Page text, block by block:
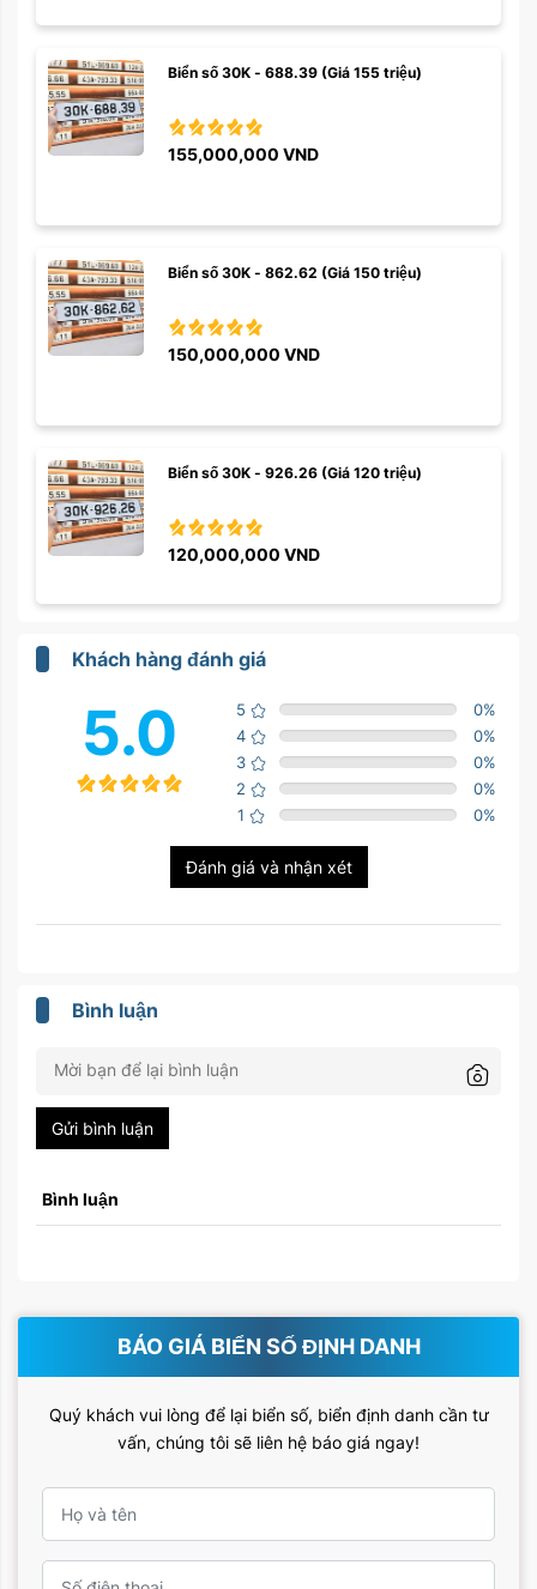
Biển số 30K - 688.39 (Giá 155 triệu)
155,000,000 VND
Biển số 30K - 862.62 (Giá 150 triệu)
150,000,000 VND
Biển số 30K - 926.26 (Giá 120 triệu)
120,000,000 VND
Khách hàng đánh giá
5.0 5 0%
4
0%
3
0%
2
0%
1
0%
Đánh giá và nhận xét
Bình luận
Gửi bình luận
Bình luận
BÁO GIÁ BIỂN SỐ ĐỊNH DANH
Quý khách vui lòng để lại biển số, biển định danh cần tư
vấn, chúng tôi sẽ liên hệ báo giá ngay!